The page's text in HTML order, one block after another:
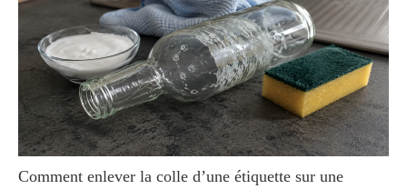
Comment enlever la colle d’une étiquette sur une